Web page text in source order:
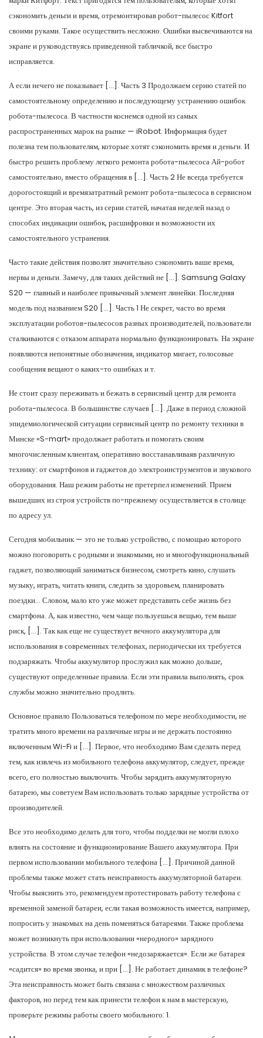
сэкономить деньги и время, отремонтировав робот-пылесос Kitfort
своими руками. Такое осуществить несложно. Ошибки высвечиваются на
экране и руководствуясь приведенной табличкой, все быстро
исправляется.
А если нечего не показывает […]. Часть 3 Продолжаем серию статей по
самостоятельному определению и последующему устранению ошибок
робота-пылесоса. В частности коснемся одной из самых
распространенных марок на рынке — iRobot. Информация будет
полезна тем пользователям, которые хотят сэкономить время и деньги. И
быстро решить проблему легкого ремонта робота-пылесоса Ай-робот
самостоятельно, вместо обращения в […]. Часть 2 Не всегда требуется
дорогостоящий и времязатратный ремонт робота-пылесоса в сервисном
центре. Это вторая часть, из серии статей, начатая неделей назад о
способах индикации ошибок, расшифровки и возможности их
самостоятельного устранения.
Часто такие действия позволят значительно сэкономить ваше время,
нервы и деньги. Замечу, для таких действий не […]. Samsung Galaxy
S20 — главный и наиболее привычный элемент линейки. Последняя
модель под названием S20 […]. Часть 1 Не секрет, часто во время
эксплуатации роботов-пылесосов разных производителей, пользователи
сталкиваются с отказом аппарата нормально функционировать. На экране
появляются непонятные обозначения, индикатор мигает, голосовые
сообщения вещают о каких-то ошибках и т.
Не стоит сразу переживать и бежать в сервисный центр для ремонта
робота-пылесоса. В большинстве случаев […]. Даже в период сложной
эпидемиологической ситуации сервисный центр по ремонту техники в
Минске «S-mart» продолжает работать и помогать своим
многочисленным клиентам, оперативно восстанавливаяв различную
технику: от смартфонов и гаджетов до электроинструментов и звукового
оборудования. Наш режим работы не претерпел изменений. Прием
вышедших из строя устройств по-прежнему осуществляется в столице
по адресу ул.
Сегодня мобильник — это не только устройство, с помощью которого
можно поговорить с родными и знакомыми, но и многофункциональный
гаджет, позволяющий заниматься бизнесом, смотреть кино, слушать
музыку, играть, читать книги, следить за здоровьем, планировать
поездки… Словом, мало кто уже может представить себе жизнь без
смартфона. А, как известно, чем чаще пользуешься вещью, тем выше
риск, […]. Так как еще не существует вечного аккумулятора для
использования в современных телефонах, периодически их требуется
подзаряжать. Чтобы аккумулятор прослужил как можно дольше,
существуют определенные правила. Если эти правила выполнять, срок
службы можно значительно продлить.
Основное правило Пользоваться телефоном по мере необходимости, не
тратить много времени на различные игры и не держать постоянно
включенным Wi-Fi и […]. Первое, что необходимо Вам сделать перед
тем, как извлечь из мобильного телефона аккумулятор, следует, прежде
всего, его полностью выключить. Чтобы зарядить аккумуляторную
батарею, мы советуем Вам использовать только зарядные устройства от
производителей.
Все это необходимо делать для того, чтобы подделки не могли плохо
влиять на состояние и функционирование Вашего аккумулятора. При
первом использовании мобильного телефона […]. Причиной данной
проблемы также может стать неисправность аккумуляторной батареи.
Чтобы выяснить это, рекомендуем протестировать работу телефона с
временной заменой батареи, если такая возможность имеется, например,
попросить у знакомых на день поменяться батареями. Также проблема
может возникнуть при использовании «неродного» зарядного
устройства. В этом случае телефон «недозаряжается». Если же батарея
«садится» во время звонка, и при […]. Не работает динамик в телефоне?
Эта неисправность может быть связана с множеством различных
факторов, но перед тем как принести телефон к нам в мастерскую,
проверьте режимы работы своего мобильного: 1.